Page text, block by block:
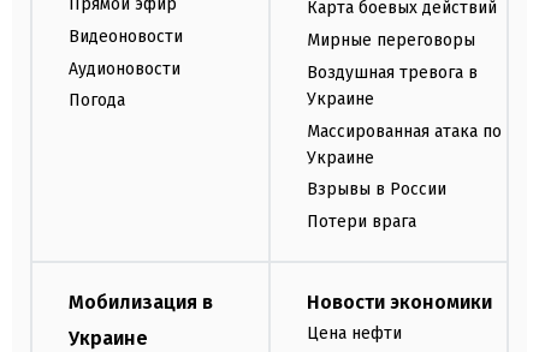
Прямой эфир
Видеоновости
Аудионовости
Погода
Карта боевых действий
Мирные переговоры
Воздушная тревога в
Украине
Массированная атака по
Украине
Взрывы в России
Потери врага
Мобилизация в
Украине
Новости экономики
Цена нефти